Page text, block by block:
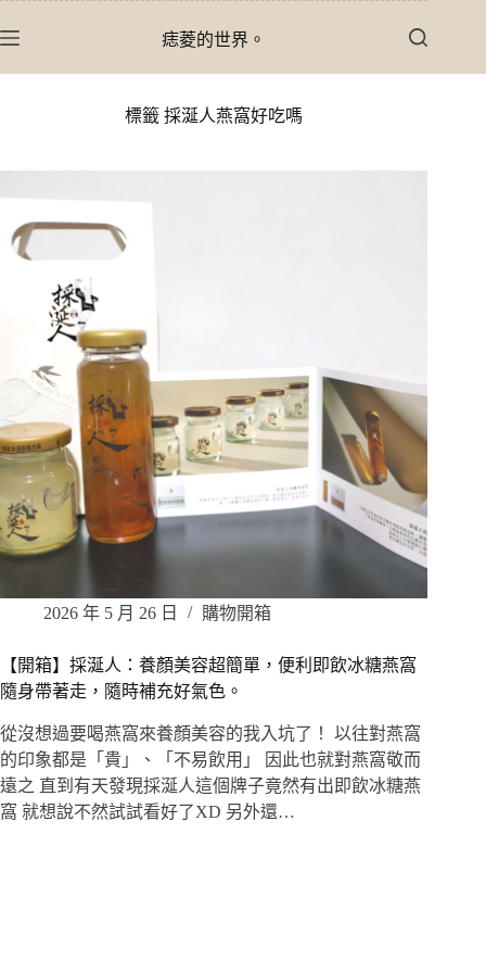
至
痣菱的世界。
標籤 採涎人燕窩好吃嗎
2026 年 5 月 26 日 購物開箱
【開箱】採涎人：養顏美容超簡單，便利即飲冰糖燕窩
隨身帶著走，隨時補充好氣色。
從沒想過要喝燕窩來養顏美容的我入坑了！ 以往對燕窩
的印象都是「貴」、「不易飲用」 因此也就對燕窩敬而
遠之 直到有天發現採涎人這個牌子竟然有出即飲冰糖燕
窩 就想說不然試試看好了XD 另外還…